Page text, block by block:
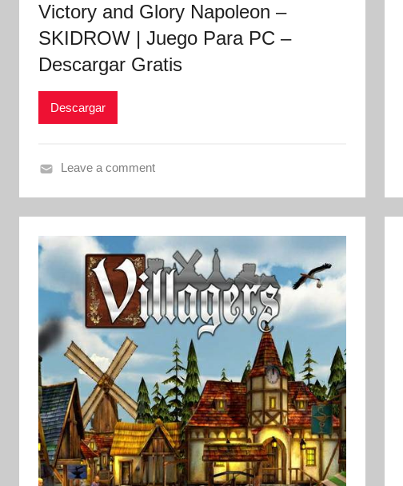
Victory and Glory Napoleon –
SKIDROW | Juego Para PC –
Descargar Gratis
Descargar
Leave a comment